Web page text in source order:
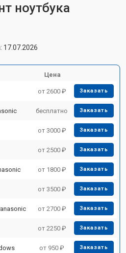
ноутбука
17.07.2026
Цена
от 2600 ₽ Заказать
бесплатно Заказать
от 3000 ₽ Заказать
от 2500 ₽ Заказать
от 1800 ₽ Заказать
от 3500 ₽ Заказать
от 2700 ₽ Заказать
от 2250 ₽ Заказать
от 950 ₽ Заказать